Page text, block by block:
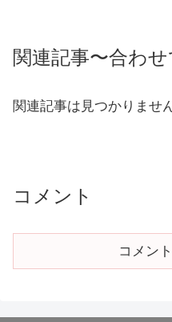
関連記事〜合わせ
関連記事は見つかりませ
コメント
コメン